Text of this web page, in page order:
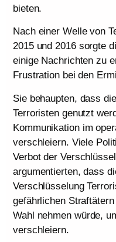
bieten.
Nach einer Welle von
2015 und 2016 sorgte
einige Nachrichten zu
Frustration bei den
Sie behaupten, dass
Terroristen genutzt
Kommunikation im
verschleiern. Viele
Verbot der
argumentierten, dass
Verschlüsselung
gefährlichen
Wahl nehmen würde,
verschleiern.